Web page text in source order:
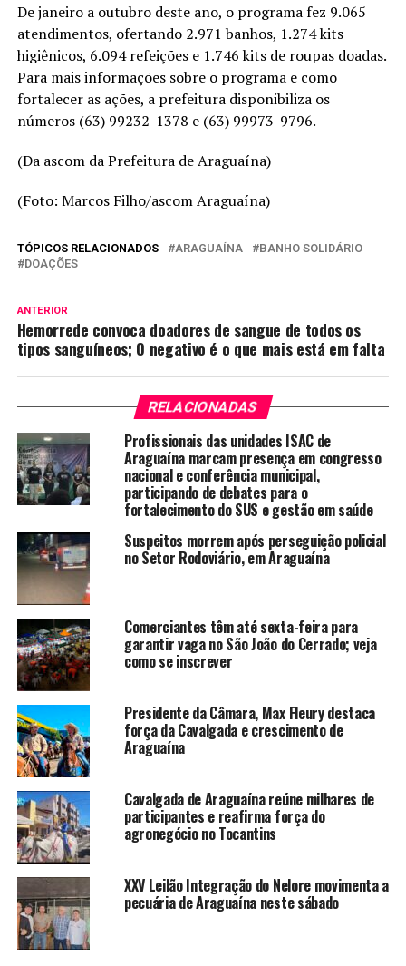
De janeiro a outubro deste ano, o programa fez 9.065
atendimentos, ofertando 2.971 banhos, 1.274 kits
higiênicos, 6.094 refeições e 1.746 kits de roupas doadas.
Para mais informações sobre o programa e como
fortalecer as ações, a prefeitura disponibiliza os
números (63) 99232-1378 e (63) 99973-9796.
(Da ascom da Prefeitura de Araguaína)
(Foto: Marcos Filho/ascom Araguaína)
TÓPICOS RELACIONADOS ARAGUAÍNA
BANHO SOLIDÁRIO
DOAÇÕES
ANTERIOR
Hemorrede convoca doadores de sangue de todos os
tipos sanguíneos; O negativo é o que mais está em falta
RELACIONADAS
Profissionais das unidades ISAC de
Araguaína marcam presença em congresso
nacional e conferência municipal,
participando de debates para o
fortalecimento do SUS e gestão em saúde
Suspeitos morrem após perseguição policial
no Setor Rodoviário, em Araguaína
Comerciantes têm até sexta-feira para
garantir vaga no São João do Cerrado; veja
como se inscrever
Presidente da Câmara, Max Fleury destaca
força da Cavalgada e crescimento de
Araguaína
Cavalgada de Araguaína reúne milhares de
participantes e reafirma força do
agronegócio no Tocantins
XXV Leilão Integração do Nelore movimenta a
pecuária de Araguaína neste sábado